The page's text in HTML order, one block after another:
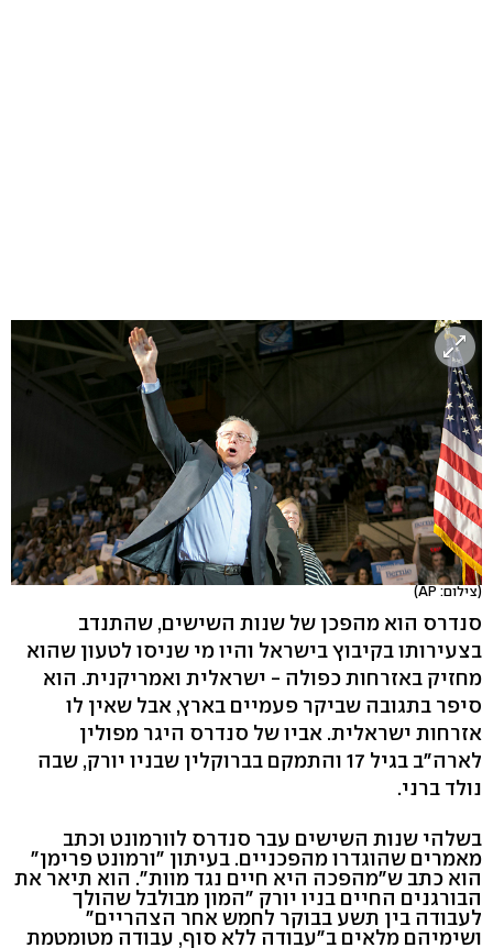
(צילום: AP)
סנדרס הוא מהפכן של שנות השישים, שהתנדב
בצעירותו בקיבוץ בישראל והיו מי שניסו לטעון שהוא
מחזיק באזרחות כפולה - ישראלית ואמריקנית. הוא
סיפר בתגובה שביקר פעמיים בארץ, אבל שאין לו
אזרחות ישראלית. אביו של סנדרס היגר מפולין
לארה"ב בגיל 17 והתמקם בברוקלין שבניו יורק, שבה
נולד ברני.
בשלהי שנות השישים עבר סנדרס לוורמונט וכתב
מאמרים שהוגדרו מהפכניים. בעיתון "ורמונט פרימן"
הוא כתב ש"מהפכה היא חיים נגד מוות". הוא תיאר את
הבורגנים החיים בניו יורק "המון מבולבל שהולך
לעבודה בין תשע בבוקר לחמש אחר הצהריים"
ושימיהם מלאים ב"עבודה ללא סוף, עבודה מטומטמת